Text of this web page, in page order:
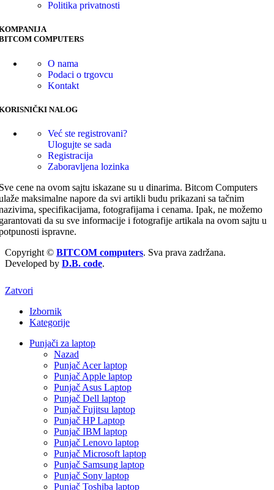
Politika privatnosti
COMPUTERS
O nama
Podaci o trgovcu
Kontakt
NALOG
Već ste registrovani?
Ulogujte se sada
Registracija
Zaboravljena lozinka
cene na ovom sajtu iskazane su u dinarima. Bitcom Computers
maksimalne napore da svi artikli budu prikazani sa tačnim
specifikacijama, fotografijama i cenama. Ipak, ne možemo
da su sve informacije i fotografije artikala na ovom sajtu u
ispravne.
Copyright © BITCOM computers. Sva prava zadržana.
Developed by D.B. code.
Zatvori
Izbornik
Kategorije
Punjači za laptop
Nazad
Punjač Acer laptop
Punjač Apple laptop
Punjač Asus Laptop
Punjač Dell laptop
Punjač Fujitsu laptop
Punjač HP Laptop
Punjač IBM laptop
Punjač Lenovo laptop
Punjač Microsoft laptop
Punjač Samsung laptop
Punjač Sony laptop
Punjač Toshiba laptop